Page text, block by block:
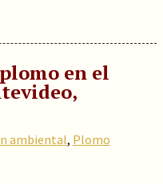
en el
ambiental, Plomo